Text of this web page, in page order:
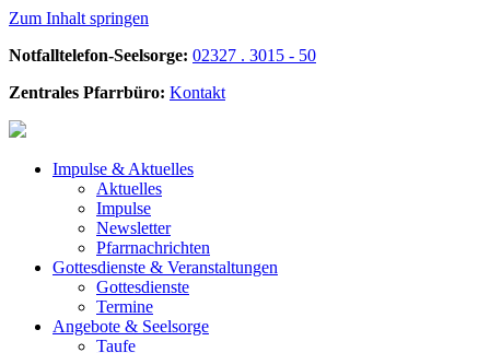
Zum Inhalt springen
Notfalltelefon-Seelsorge: 02327 . 3015 - 50
Zentrales Pfarrbüro: Kontakt
Impulse & Aktuelles
Aktuelles
Impulse
Newsletter
Pfarrnachrichten
Gottesdienste & Veranstaltungen
Gottesdienste
Termine
Angebote & Seelsorge
Taufe